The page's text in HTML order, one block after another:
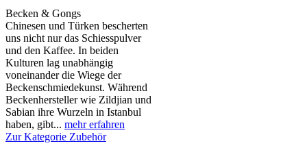
Becken & Gongs
Chinesen und Türken bescherten
uns nicht nur das Schiesspulver
und den Kaffee. In beiden
Kulturen lag unabhängig
voneinander die Wiege der
Beckenschmiedekunst. Während
Beckenhersteller wie Zildjian und
Sabian ihre Wurzeln in Istanbul
haben, gibt... mehr erfahren
Zur Kategorie Zubehör